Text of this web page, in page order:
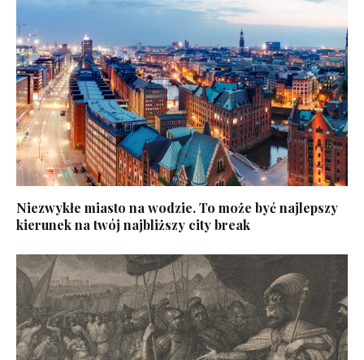
Niezwykłe miasto na wodzie. To może być najlepszy
kierunek na twój najbliższy city break